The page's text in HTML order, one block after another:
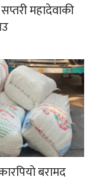
महादेवाकी
बरामद